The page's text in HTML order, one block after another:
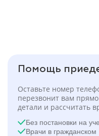
Помощь
Оставьте номер
перезвонит вам
детали и рассчитать
Без постановки на
Врачи в гражданском